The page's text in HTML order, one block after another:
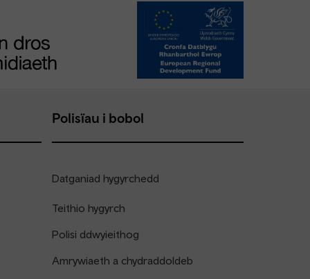
Polisïau i bobol
Datganiad hygyrchedd
Teithio hygyrch
Polisi ddwyieithog
Amrywiaeth a chydraddoldeb